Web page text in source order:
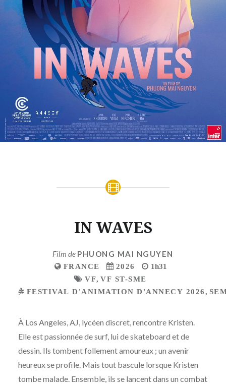
IN WAVES
Film de PHUONG MAI NGUYEN
FRANCE 2026
1h31
VF,VF ST-SME
FESTIVAL D'ANIMATION D'ANNECY 2026 ,
À Los Angeles, AJ, lycéen discret, rencontre Kristen.
Elle est passionnée de surf, lui de skateboard et de
dessin. Ils tombent follement amoureux ; un avenir
heureux se profile. Mais tout bascule lorsque Kristen
tombe malade. Ensemble, ils se lancent dans un combat